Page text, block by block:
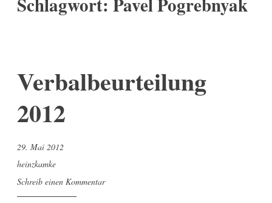
Verbalbeurteilung
2012
29. Mai 2012
heinzkamke
Schreib einen Kommentar